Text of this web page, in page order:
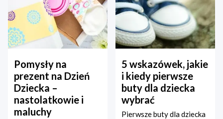
Pomysły na
prezent na Dzień
Dziecka –
nastolatkowie i
maluchy
5 wskazówek, jakie
i kiedy pierwsze
buty dla dziecka
wybrać
Pierwsze buty dla dziecka